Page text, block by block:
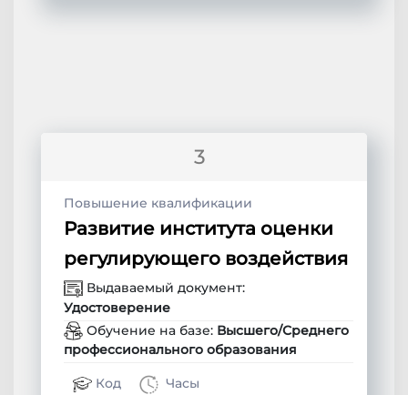
3
Повышение квалификации
Развитие института оценки
регулирующего воздействия
Выдаваемый документ:
Удостоверение
Обучение на базе: Высшего/Среднего
профессионального образования
Код Часы